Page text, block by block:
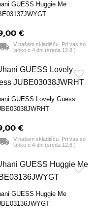
GUESS Huggie Me
€
V našem skladišču. Pri vas so
lahko o 4 dni (sreda 12.8.)
GUESS Lovely Guess
€
V našem skladišču. Pri vas so
lahko o 4 dni (sreda 12.8.)
GUESS Huggie Me